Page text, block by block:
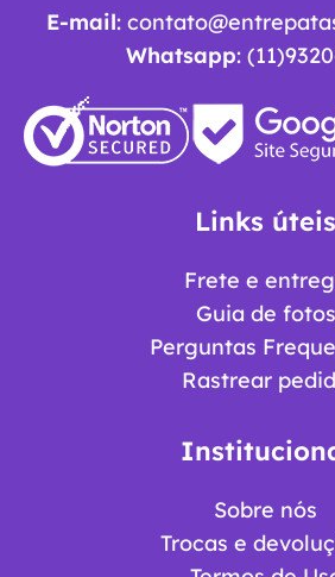
E-mail:
Whatsapp:
Links úteis
Frete e
Guia de fotos
Perguntas
Rastrear
Sobre nós
Trocas e